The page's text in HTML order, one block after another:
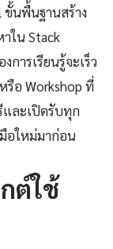
นพื้นฐานสร้าง
ใน Stack
การเรียนรู้จะเร็ว
รือ Workshop ที่
และเปิดรับทุก
อใหม่มาก่อน
ต์ใช้